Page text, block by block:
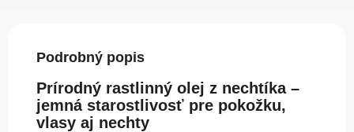
Podrobný popis
Prírodný rastlinný olej z nechtíka –
jemná starostlivosť pre pokožku,
vlasy aj nechty